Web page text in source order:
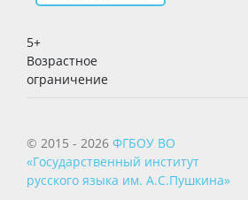
5+
Возрастное
ограничение
© 2015 - 2026 ФГБОУ ВО
«Государственный институт
русского языка им. А.С.Пушкина»